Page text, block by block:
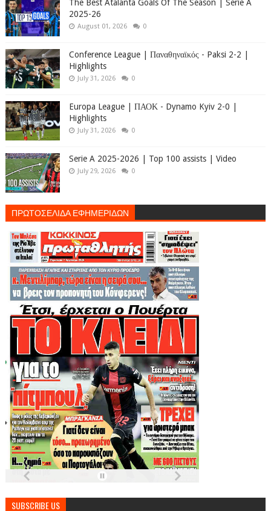
The Best Atalanta Goals Of The Season | Serie A
2025-26
August 01, 2026 0
Conference League | Παναθηναϊκός - Paksi 2-2 |
Highlights
July 31, 2026 0
Europa League | ΠΑΟΚ - Dynamo Kyiv 2-0 |
Highlights
July 31, 2026 0
Serie A 2025-2026 | Top 100 assists | Video
July 29, 2026 0
ΠΡΩΤΟΣΕΛΙΔΑ ΕΦΗΜΕΡΙΔΩΝ
SUBSCRIBE US